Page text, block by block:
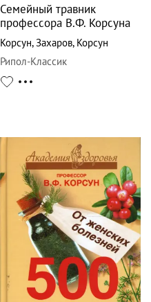
Семейный травник
профессора В.Ф. Корсуна
Корсун,Захаров, Корсун
Рипол-Классик